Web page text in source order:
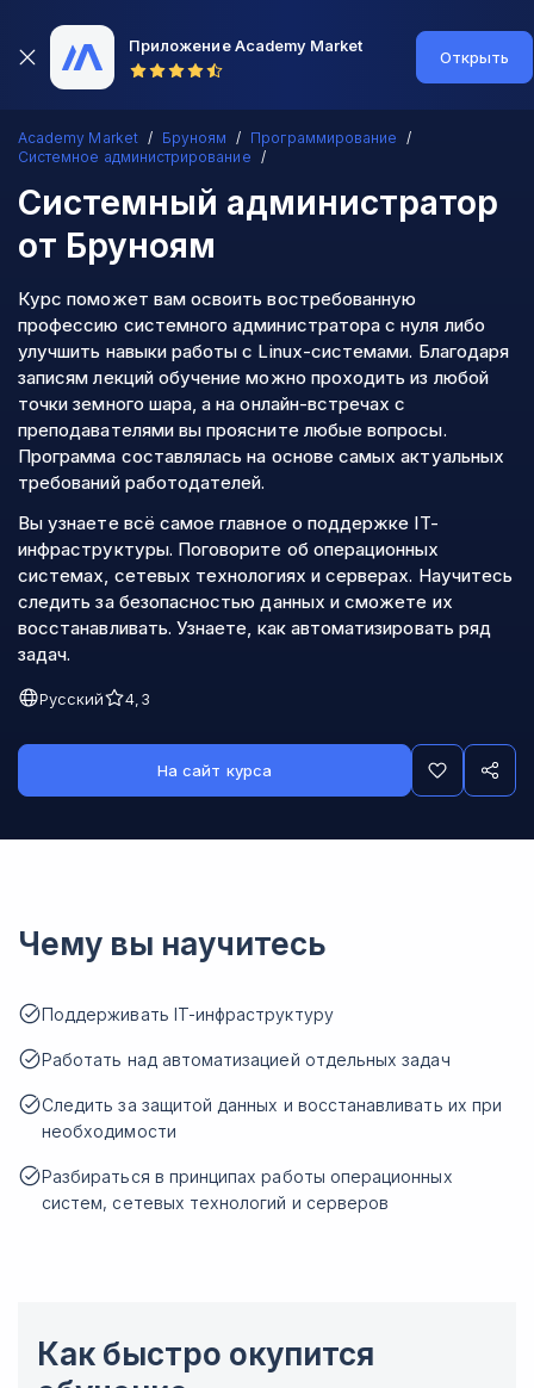
Приложение Academy Market
Открыть
Academy Market Бруноям
Программирование
Системное администрирование
Системный администратор
от Бруноям
Курс поможет вам освоить востребованную
профессию системного администратора с нуля либо
улучшить навыки работы с Linux-системами. Благодаря
записям лекций обучение можно проходить из любой
точки земного шара, а на онлайн-встречах с
преподавателями вы проясните любые вопросы.
Программа составлялась на основе самых актуальных
требований работодателей.
Вы узнаете всё самое главное о поддержке IT-
инфраструктуры. Поговорите об операционных
системах, сетевых технологиях и серверах. Научитесь
следить за безопасностью данных и сможете их
восстанавливать. Узнаете, как автоматизировать ряд
задач.
Русский 4,3
На сайт курса
Чему вы научитесь
Поддерживать IT-инфраструктуру
Работать над автоматизацией отдельных задач
Следить за защитой данных и восстанавливать их при
необходимости
Разбираться в принципах работы операционных
систем, сетевых технологий и серверов
Как быстро окупится